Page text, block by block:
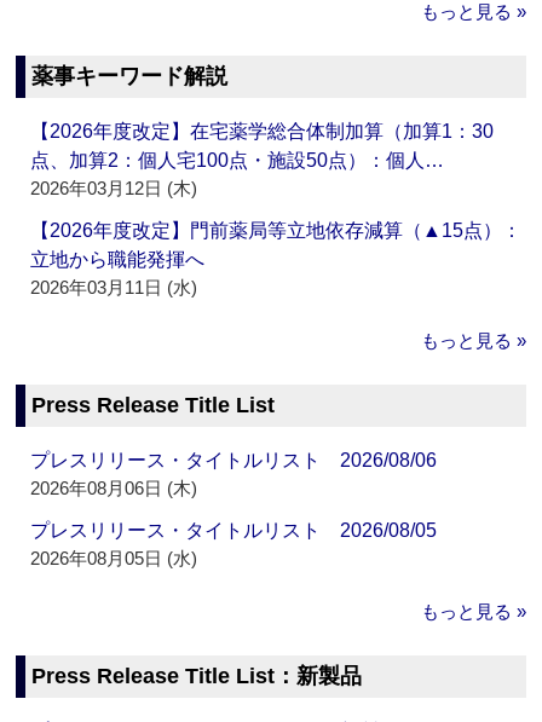
もっと見る »
薬事キーワード解説
【2026年度改定】在宅薬学総合体制加算（加算1：30
点、加算2：個人宅100点・施設50点）：個人…
2026年03月12日 (木)
【2026年度改定】門前薬局等立地依存減算（▲15点）：
立地から職能発揮へ
2026年03月11日 (水)
もっと見る »
Press Release Title List
プレスリリース・タイトルリスト 2026/08/06
2026年08月06日 (木)
プレスリリース・タイトルリスト 2026/08/05
2026年08月05日 (水)
もっと見る »
Press Release Title List：新製品